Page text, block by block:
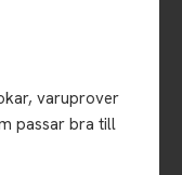
varuprover
passar bra till